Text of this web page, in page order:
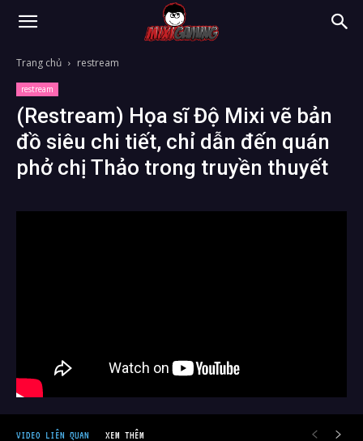
Trang chủ restream
restream
(Restream) Họa sĩ Độ Mixi vẽ bản
đồ siêu chi tiết, chỉ dẫn đến quán
phở chị Thảo trong truyền thuyết
VIDEO LIÊN QUAN XEM THÊM